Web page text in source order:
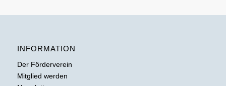
INFORMATION
Der Förderverein
Mitglied werden